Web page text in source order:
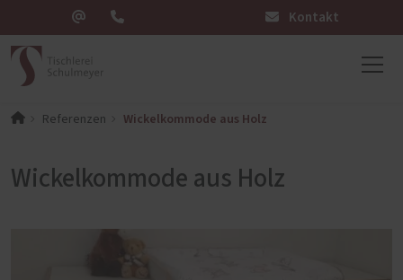
Kontakt
Referenzen Wickelkommode aus Holz
Wickelkommode aus Holz